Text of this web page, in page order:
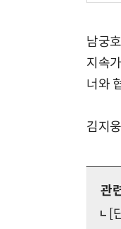
남궁
지속
너와
김지
관
[